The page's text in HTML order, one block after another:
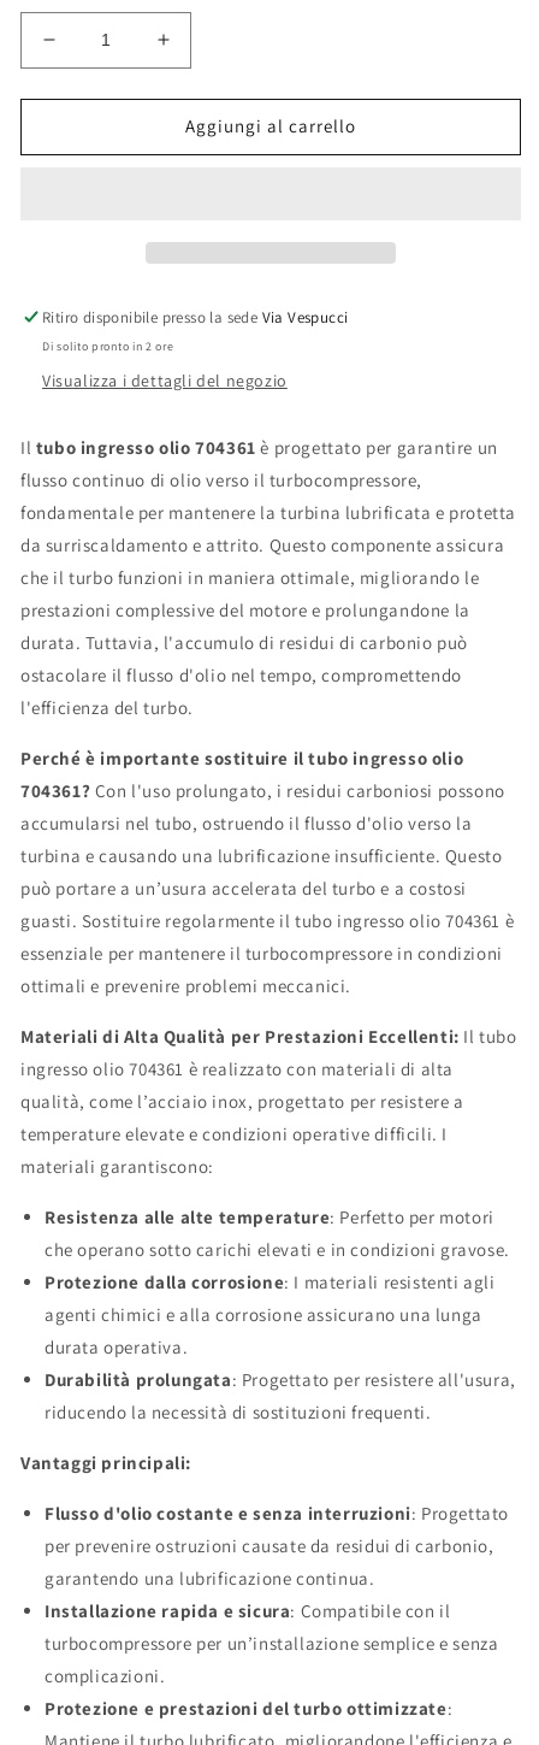
Diminuisci
quantità
per
Ingresso
Aumenta
quantità
per
Tubo
Ingresso
Aggiungi al carrello
Ritiro disponibile presso la sede Via Vespucci
Di solito pronto in 2 ore
Visualizza i dettagli del negozio
Il tubo ingresso olio 704361 è progettato per garantire un
flusso continuo di olio verso il turbocompressore,
fondamentale per mantenere la turbina lubrificata e protetta
da surriscaldamento e attrito. Questo componente assicura
che il turbo funzioni in maniera ottimale, migliorando le
prestazioni complessive del motore e prolungandone la
durata. Tuttavia, l'accumulo di residui di carbonio può
ostacolare il flusso d'olio nel tempo, compromettendo
l'efficienza del turbo.
Perché è importante sostituire il tubo ingresso olio
704361? Con l'uso prolungato, i residui carboniosi possono
accumularsi nel tubo, ostruendo il flusso d'olio verso la
turbina e causando una lubrificazione insufficiente. Questo
può portare a un’usura accelerata del turbo e a costosi
guasti. Sostituire regolarmente il tubo ingresso olio 704361 è
essenziale per mantenere il turbocompressore in condizioni
ottimali e prevenire problemi meccanici.
Materiali di Alta Qualità per Prestazioni Eccellenti: Il tubo
ingresso olio 704361 è realizzato con materiali di alta
qualità, come l’acciaio inox, progettato per resistere a
temperature elevate e condizioni operative difficili. I
materiali garantiscono:
Resistenza alle alte temperature: Perfetto per motori
che operano sotto carichi elevati e in condizioni gravose.
Protezione dalla corrosione: I materiali resistenti agli
agenti chimici e alla corrosione assicurano una lunga
durata operativa.
Durabilità prolungata: Progettato per resistere all'usura,
riducendo la necessità di sostituzioni frequenti.
Vantaggi principali:
Flusso d'olio costante e senza interruzioni: Progettato
per prevenire ostruzioni causate da residui di carbonio,
garantendo una lubrificazione continua.
Installazione rapida e sicura: Compatibile con il
turbocompressore per un’installazione semplice e senza
complicazioni.
Protezione e prestazioni del turbo ottimizzate: